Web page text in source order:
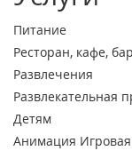
Питание
Ресторан, кафе, бар
Развлечения
Развлекательная
Детям
Анимация